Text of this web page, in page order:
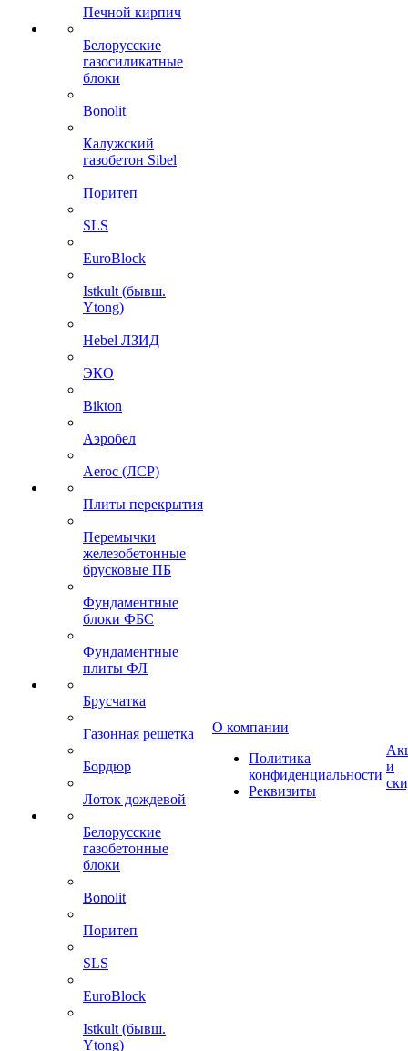
Печной кирпич
Белорусские
газосиликатные
блоки
Bonolit
Калужский
газобетон Sibel
Поритеп
SLS
EuroBlock
Istkult (бывш.
Ytong)
Hebel ЛЗИД
ЭКО
Bikton
Аэробел
Aeroc (ЛСР)
Плиты перекрытия
Перемычки
железобетонные
брусковые ПБ
Фундаментные
блоки ФБС
Фундаментные
плиты ФЛ
Брусчатка
Газонная решетка
Бордюр
Лоток дождевой
Белорусские
газобетонные
блоки
Bonolit
Поритеп
SLS
EuroBlock
Istkult (бывш.
Ytong)
О компании
Политика
конфиденциальности
Реквизиты
и